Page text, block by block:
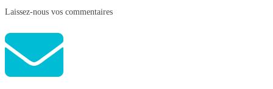
Laissez-nous vos commentaires